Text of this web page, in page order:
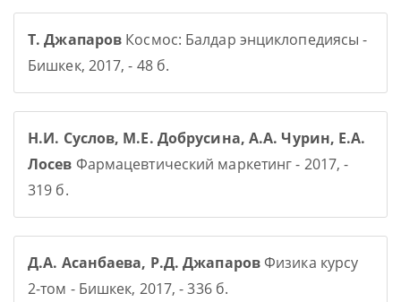
Т. Джапаров Космос: Балдар энциклопедиясы -
Бишкек, 2017, - 48 б.
Н.И. Суслов, М.Е. Добрусина, А.А. Чурин, Е.А.
Лосев Фармацевтический маркетинг - 2017, -
319 б.
Д.А. Асанбаева, Р.Д. ДжапаровФизика курсу
2-том - Бишкек, 2017, - 336 б.